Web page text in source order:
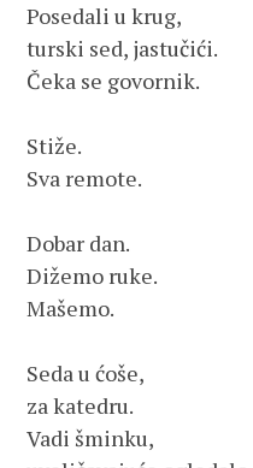
Posedali u krug,
turski sed, jastučići.
Čeka se govornik.
Stiže.
Sva remote.
Dobar dan.
Dižemo ruke.
Mašemo.
Seda u ćoše,
za katedru.
Vadi šminku,